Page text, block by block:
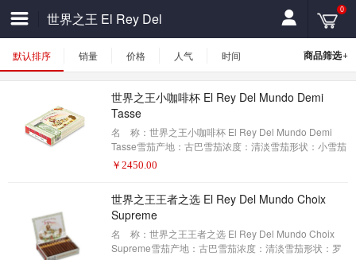
世界之王 El Rey Del
Mundo
0
商品筛选+
默认排序 销量 价格 人气 时间
世界之王小咖啡杯 El Rey Del Mundo Demi
Tasse
名 称：世界之王小咖啡杯 El Rey Del Mundo Demi
Tasse雪茄产地：古巴雪茄浓度：清淡雪茄形状：小雪茄
雪茄尺寸：4x30包装数量：25制作方式：手工描 述：
年的时间里，它们会变得更好，因为它们的尺寸你不会
有太多空间。
￥ 2450.00
世界之王王者之选 El Rey Del Mundo Choix
Supreme
名 称：世界之王王者之选 El Rey Del Mundo Choix
Supreme雪茄产地：古巴雪茄浓度：清淡雪茄形状：罗